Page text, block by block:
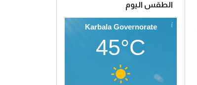
الطقس اليوم
Karbala Governorate
45°C